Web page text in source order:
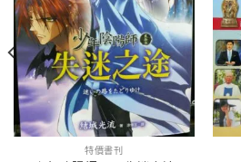
特價書刊